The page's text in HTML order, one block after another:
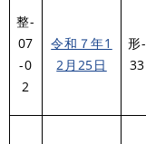
整-
07
-0
2
令和７年1
2月25日
形-
33